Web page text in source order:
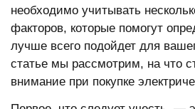
необходимо учитывать
факторов, которые помогут
лучше всего подойдет для
статье мы рассмотрим, на что
внимание при покупке